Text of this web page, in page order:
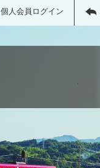
個人会員ログイン